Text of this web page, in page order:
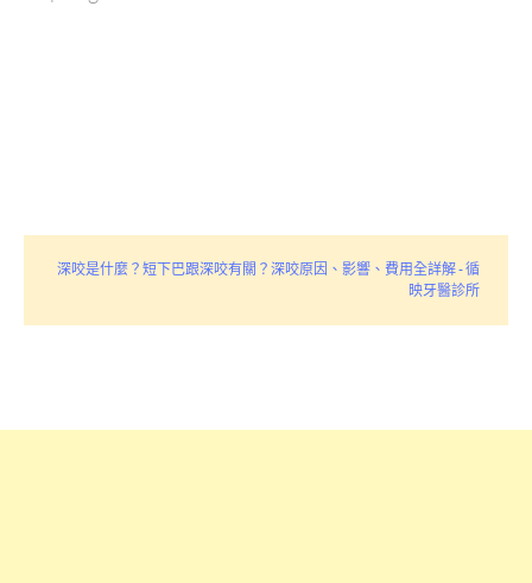
深咬是什麼？短下巴跟深咬有關？深咬原因、影響、費用全詳解 - 循
映牙醫診所